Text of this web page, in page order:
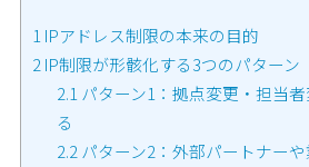
1 IPアドレス制限の本来の目的
2 IP制限が形骸化する3つのパターン
2.1 パターン1：拠点変更・担当
る
2.2 パターン2：外部パートナー